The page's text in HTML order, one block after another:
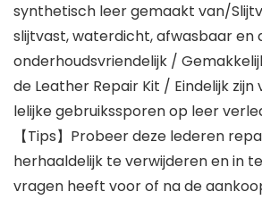
synthetisch leer gemaakt van/
slijtvast, waterdicht, afwasbaar en
onderhoudsvriendelijk /
de Leather Repair Kit / Eindelijk
lelijke gebruikssporen op leer
【Tips】Probeer deze lederen
herhaaldelijk te verwijderen en in
vragen heeft voor of na de